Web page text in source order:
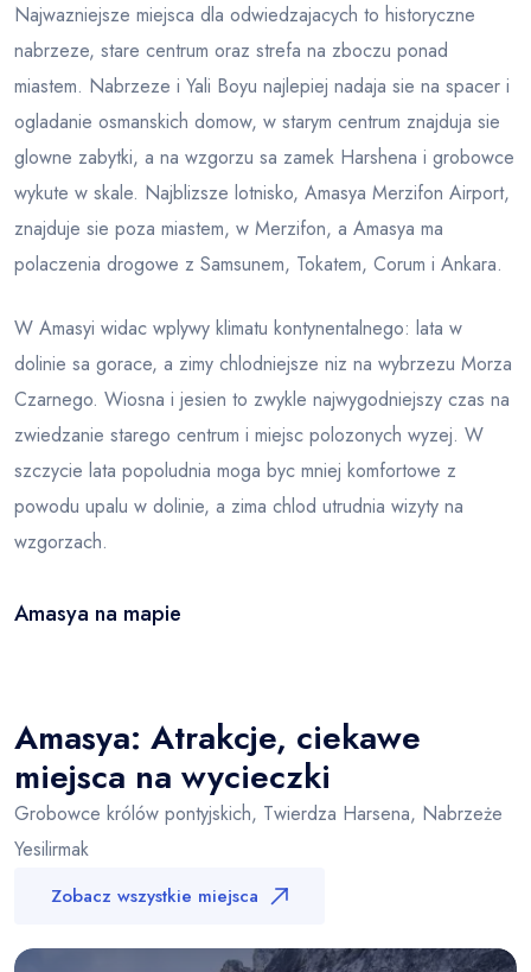
Najwazniejsze miejsca dla odwiedzajacych to historyczne
nabrzeze, stare centrum oraz strefa na zboczu ponad
miastem. Nabrzeze i Yali Boyu najlepiej nadaja sie na spacer i
ogladanie osmanskich domow, w starym centrum znajduja sie
glowne zabytki, a na wzgorzu sa zamek Harshena i grobowce
wykute w skale. Najblizsze lotnisko, Amasya Merzifon Airport,
znajduje sie poza miastem, w Merzifon, a Amasya ma
polaczenia drogowe z Samsunem, Tokatem, Corum i Ankara.
W Amasyi widac wplywy klimatu kontynentalnego: lata w
dolinie sa gorace, a zimy chlodniejsze niz na wybrzezu Morza
Czarnego. Wiosna i jesien to zwykle najwygodniejszy czas na
zwiedzanie starego centrum i miejsc polozonych wyzej. W
szczycie lata popoludnia moga byc mniej komfortowe z
powodu upalu w dolinie, a zima chlod utrudnia wizyty na
wzgorzach.
Amasya na mapie
Amasya: Atrakcje, ciekawe
miejsca na wycieczki
Grobowce królów pontyjskich, Twierdza Harsena, Nabrzeże
Yesilirmak
Zobacz wszystkie miejsca